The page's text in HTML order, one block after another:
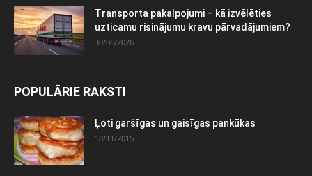
Transporta pakalpojumi – kā izvēlēties
uzticamu risinājumu kravu pārvadājumiem?
30/06/2026
POPULĀRIE RAKSTI
Ļoti garšīgas un gaisīgas pankūkas
18/11/2015